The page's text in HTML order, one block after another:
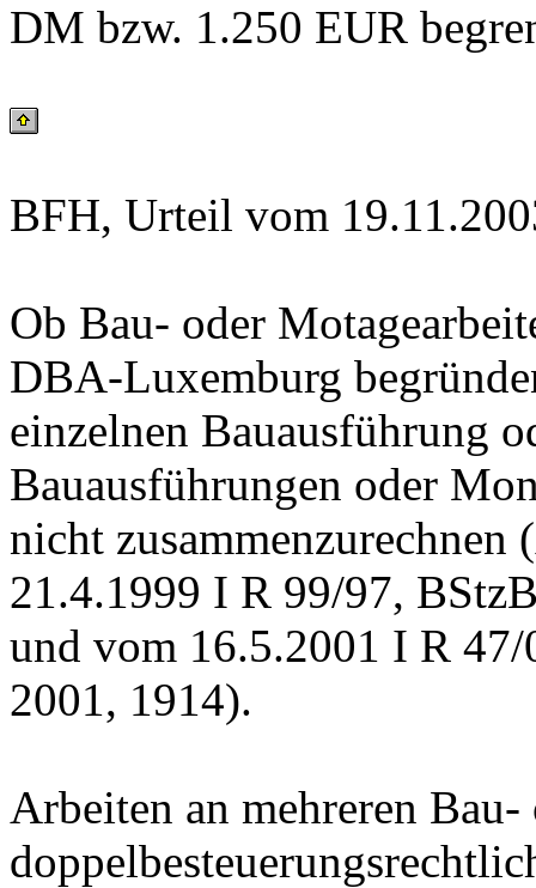
DM bzw. 1.250 EUR
BFH, Urteil vom
Ob Bau- oder
DBA-Luxemburg
einzelnen Bauausführung
Bauausführungen oder
nicht zusammenzurechnen
21.4.1999 I R 99/97,
und vom 16.5.2001 I R
2001, 1914).
Arbeiten an mehreren